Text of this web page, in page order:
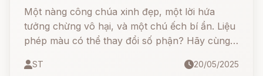
Một nàng công chúa xinh đẹp, một lời hứa
tưởng chừng vô hại, và một chú ếch bí ẩn. Liệu
phép màu có thể thay đổi số phận? Hãy cùng
phá bài học sâu sắc về lòng trung thực và sự
ST 20/05/2025